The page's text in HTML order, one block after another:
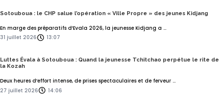
Sotouboua : le CHP salue l’opération « Ville Propre » des jeunes Kidjang
En marge des préparatifs d’Evala 2026, la jeunesse Kidjang a ...
31 juillet 2026
13:07
Luttes Évala à Sotouboua : Quand la jeunesse Tchitchao perpétue le rite de
la Kozah
Deux heures d’effort intense, de prises spectaculaires et de ferveur ...
27 juillet 2026
14:06